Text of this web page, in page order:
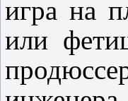
игра на
или